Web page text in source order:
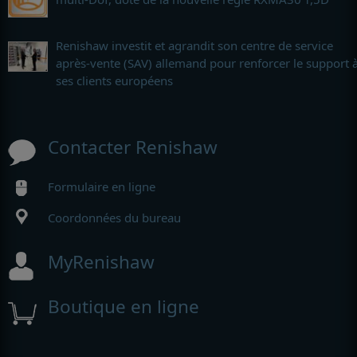
Renishaw investit et agrandit son centre de service
après-vente (SAV) allemand pour renforcer le support
ses clients européens
Contacter Renishaw
Formulaire en ligne
Coordonnées du bureau
MyRenishaw
Boutique en ligne